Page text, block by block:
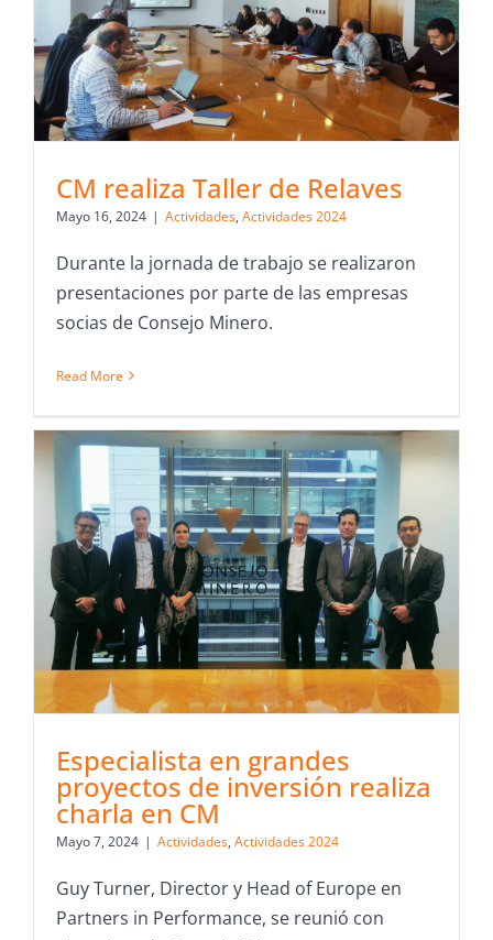
CM realiza Taller de Relaves
Mayo 16, 2024 | Actividades, Actividades 2024
Durante la jornada de trabajo se realizaron
presentaciones por parte de las empresas
socias de Consejo Minero.
Read More
Especialista en grandes
proyectos de inversión realiza
charla en CM
Mayo 7, 2024 | Actividades, Actividades 2024
Guy Turner, Director y Head of Europe en
Partners in Performance, se reunió con